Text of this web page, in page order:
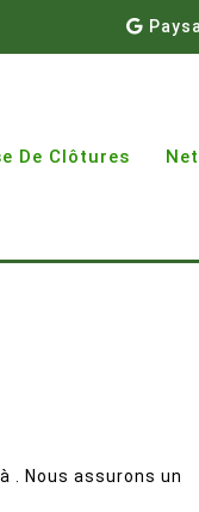
De Clôtures
à . Nous assurons un